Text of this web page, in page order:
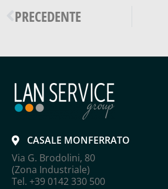
PRECEDENTE
CASALE MONFERRATO
Via G. Brodolini, 80
(Zona Industriale)
Tel. +39 0142 330 500